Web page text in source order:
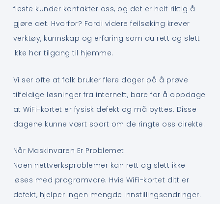
fleste kunder kontakter oss, og det er helt riktig å
gjøre det. Hvorfor? Fordi videre feilsøking krever
verktøy, kunnskap og erfaring som du rett og slett
ikke har tilgang til hjemme.
Vi ser ofte at folk bruker flere dager på å prøve
tilfeldige løsninger fra internett, bare for å oppdage
at WiFi-kortet er fysisk defekt og må byttes. Disse
dagene kunne vært spart om de ringte oss direkte.
Når Maskinvaren Er Problemet
Noen nettverksproblemer kan rett og slett ikke
løses med programvare. Hvis WiFi-kortet ditt er
defekt, hjelper ingen mengde innstillingsendringer.